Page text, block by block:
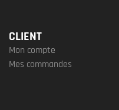
CLIENT
Mon compte
Mes commandes